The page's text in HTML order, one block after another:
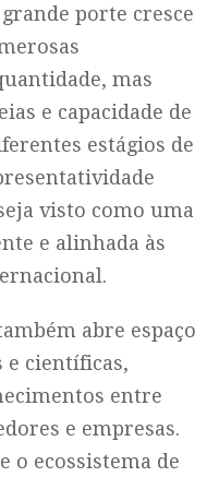
porte cresce
mas
e capacidade de
estágios de
visto como uma
e alinhada às
abre espaço
e científicas,
entre
e empresas.
o ecossistema de